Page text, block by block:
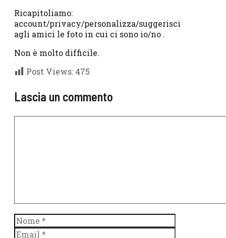
Ricapitoliamo:
account/privacy/personalizza/suggerisci
agli amici le foto in cui ci sono io/no .
Non è molto difficile.
Post Views: 475
Lascia un commento
Nome
Email